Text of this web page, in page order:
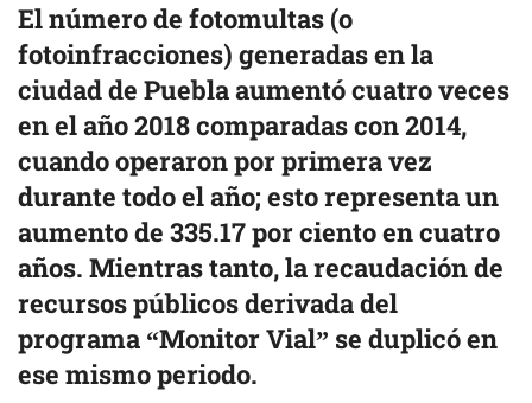
El número de fotomultas (o
fotoinfracciones) generadas en la
ciudad de Puebla aumentó cuatro veces
en el año 2018 comparadas con 2014,
cuando operaron por primera vez
durante todo el año; esto representa un
aumento de 335.17 por ciento en cuatro
años. Mientras tanto, la recaudación de
recursos públicos derivada del
programa “Monitor Vial” se duplicó en
ese mismo periodo.